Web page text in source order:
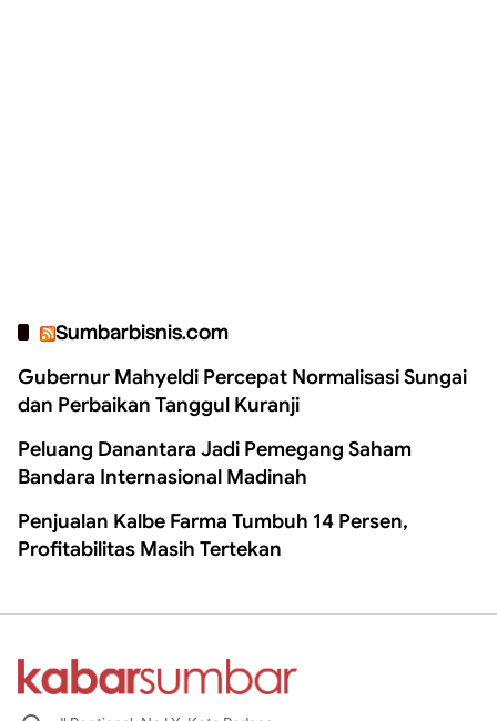
Sumbarbisnis.com
Gubernur Mahyeldi Percepat Normalisasi Sungai
dan Perbaikan Tanggul Kuranji
Peluang Danantara Jadi Pemegang Saham
Bandara Internasional Madinah
Penjualan Kalbe Farma Tumbuh 14 Persen,
Profitabilitas Masih Tertekan